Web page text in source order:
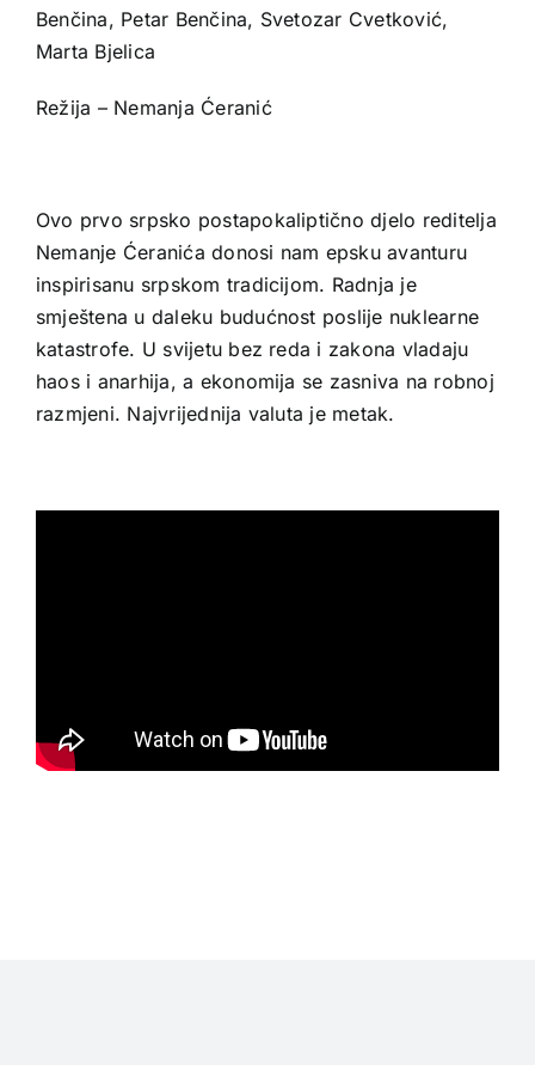
Benčina, Petar Benčina, Svetozar Cvetković,
Marta Bjelica
Režija – Nemanja Ćeranić
Ovo prvo srpsko postapokaliptično djelo reditelja
Nemanje Ćeranića donosi nam epsku avanturu
inspirisanu srpskom tradicijom. Radnja je
smještena u daleku budućnost poslije nuklearne
katastrofe. U svijetu bez reda i zakona vladaju
haos i anarhija, a ekonomija se zasniva na robnoj
razmjeni. Najvrijednija valuta je metak.